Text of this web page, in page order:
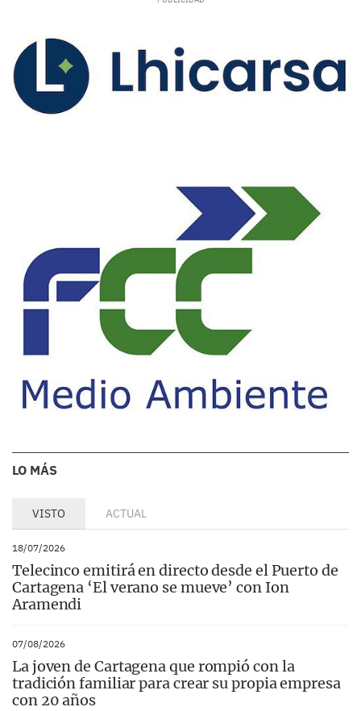
LO MÁS
VISTO ACTUAL
18/07/2026
Telecinco emitirá en directo desde el Puerto de
Cartagena ‘El verano se mueve’ con Ion
Aramendi
07/08/2026
La joven de Cartagena que rompió con la
tradición familiar para crear su propia empresa
con 20 años